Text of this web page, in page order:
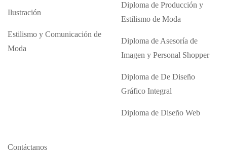
Ilustración
Estilismo y Comunicación de
Moda
Diploma de Producción y
Estilismo de Moda
Diploma de Asesoría de
Imagen y Personal Shopper
Diploma de De Diseño
Gráfico Integral
Diploma de Diseño Web
Contáctanos